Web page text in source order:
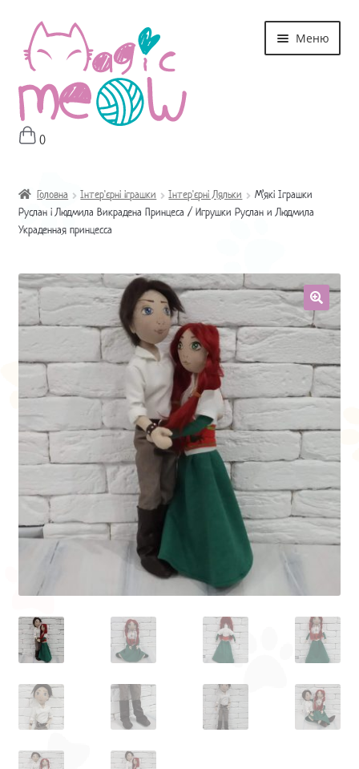
Перейти
до
навігації
Перейти
до
контенту
Меню
Головна
Магазин
Про мне
Оплата і Доставка
Контакти
0
Головна Інтер'єрні іграшки Інтер'єрні Ляльки
М’які Іграшки
Руслан і Людмила Викрадена Принцеса / Игрушки Руслан и Людмила
Украденная принцесса